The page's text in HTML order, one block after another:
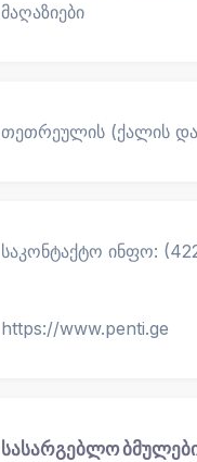
მაღაზიები
თეთრეულის (ქალის და
საკონტაქტო ინფო:
https://www.penti.ge
სასარგებლო